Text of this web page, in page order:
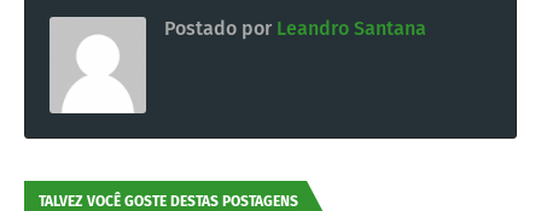
Postado por Leandro Santana
TALVEZ VOCÊ GOSTE DESTAS POSTAGENS